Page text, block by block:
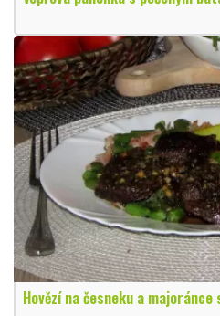
Hovězí na česneku a